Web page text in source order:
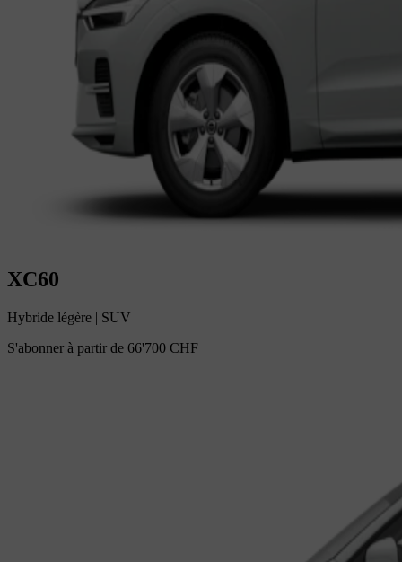
XC60
Hybride légère | SUV
S'abonner à partir de 66'700 CHF